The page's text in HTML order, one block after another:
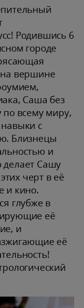
Родившись 6
городе
на вершине
Саша без
по всему миру,
с
Близнецы
и
Сашу
черт в её
и кино.
глубже в
её
и
её